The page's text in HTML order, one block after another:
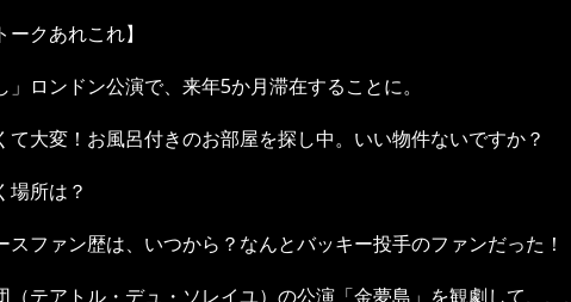
ークあれこれ】
」ロンドン公演で、来年5か月滞在することに。
大変！お風呂付きのお部屋を探し中。いい物件ないですか？
場所は？
スファン歴は、いつから？なんとバッキー投手のファンだった！
（テアトル・デュ・ソレイユ）の公演「金夢島」を観劇して、、、